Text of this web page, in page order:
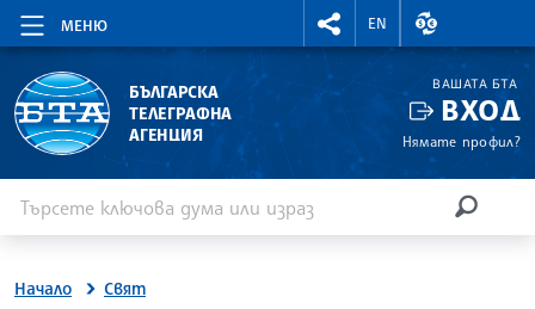
МЕНЮ
RIGHTMENU.SOCIAL
EN
ВАЛУТНИ
БЪЛГАРСКА
ТЕЛЕГРАФНА
АГЕНЦИЯ
ВАШАТА БТА
ВХОД
Нямате профил?
Начало Свят